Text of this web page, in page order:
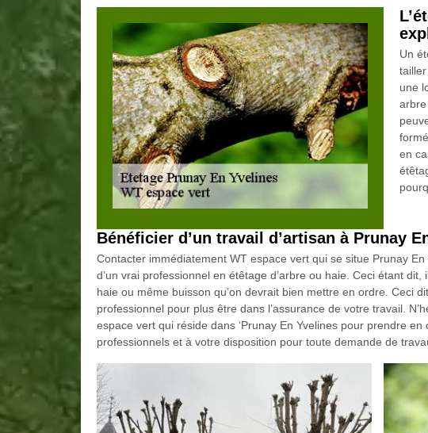
Un
une
en
Bénéficier d’un travail d’artisan à Prunay
Contacter immédiatement WT espace vert qui se situe Prunay
d’un vrai professionnel en étêtage d’arbre ou haie. Ceci étant dit,
haie ou même buisson qu’on devrait bien mettre en ordre. Ceci
professionnel pour plus être dans l’assurance de votre travail.
espace vert qui réside dans ‘Prunay En Yvelines pour prendre
professionnels et à votre disposition pour toute demande de